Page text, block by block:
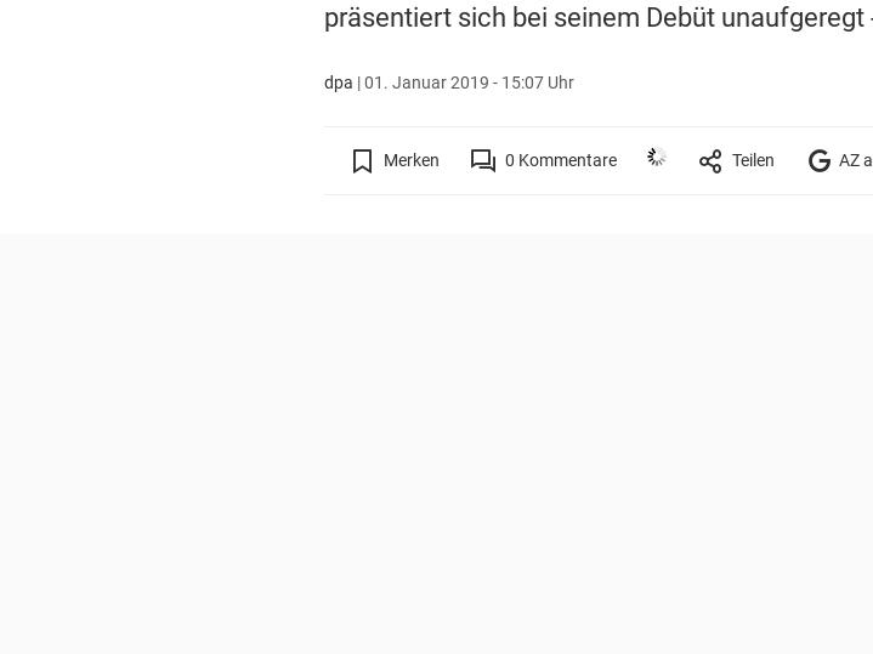
präsentiert sich bei seinem Debüt
dpa |01. Januar 2019 - 15:07 Uhr
Merken 0 Kommentare Teilen AZ